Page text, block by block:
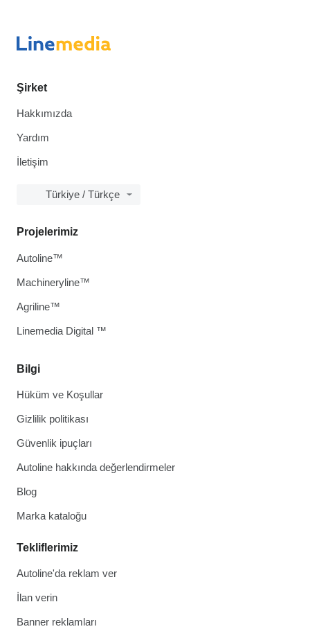
Şirket
Hakkımızda
Yardım
İletişim
Türkiye / Türkçe
Bilgi
Hüküm ve Koşullar
Gizlilik politikası
Güvenlik ipuçları
Autoline hakkında değerlendirmeler
Blog
Marka kataloğu
Tekliflerimiz
Autoline'da reklam ver
İlan verin
Banner reklamları
Projelerimiz
Autoline™
Machineryline™
Agriline™
Linemedia Digital ™